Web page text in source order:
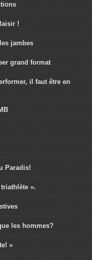
!
jambes
grand format
il faut être en
Paradis!
».
les hommes?
»